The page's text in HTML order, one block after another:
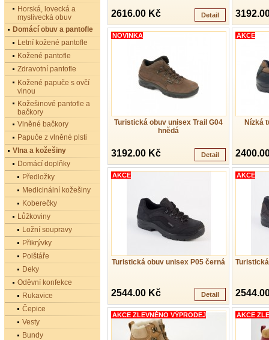
2616.00 Kč Detail
Turistická obuv unisex Trail G04
hnědá
NOVINKA
3192.00 Kč Detail
Nízká
AKCE
Turistická obuv unisex P05 černá
AKCE
2544.00 Kč Detail
AKCE
AKCE ZLEVNĚNO VÝPRODEJ AKCE
Horská, lovecká a
myslivecká obuv
Domácí obuv a pantofle
Letní kožené pantofle
Kožené pantofle
Zdravotní pantofle
Kožené papuče s ovčí
vlnou
Kožešinové pantofle a
bačkory
Vlněné bačkory
Papuče z vlněné plsti
Vlna a kožešiny
Domácí doplňky
Předložky
Medicinální kožešiny
Koberečky
Lůžkoviny
Ložní soupravy
Přikrývky
Polštáře
Deky
Oděvní konfekce
Rukavice
Čepice
Vesty
Bundy